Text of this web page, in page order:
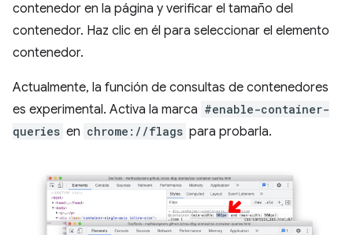
contenedor en la página y verificar el tamaño del
contenedor. Haz clic en él para seleccionar el elemento
contenedor.
Actualmente, la función de consultas de contenedores
es experimental. Activa la marca #enable-container-
queries en chrome://flags para probarla.